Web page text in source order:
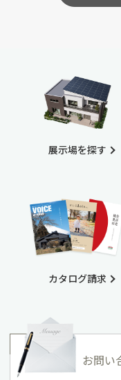
展示場を探す
カタログ請求
お問い